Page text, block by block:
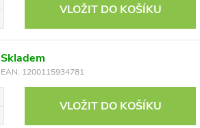
VLOŽIT DO KOŠÍKU
Skladem
EAN: 1200115934781
VLOŽIT DO KOŠÍKU